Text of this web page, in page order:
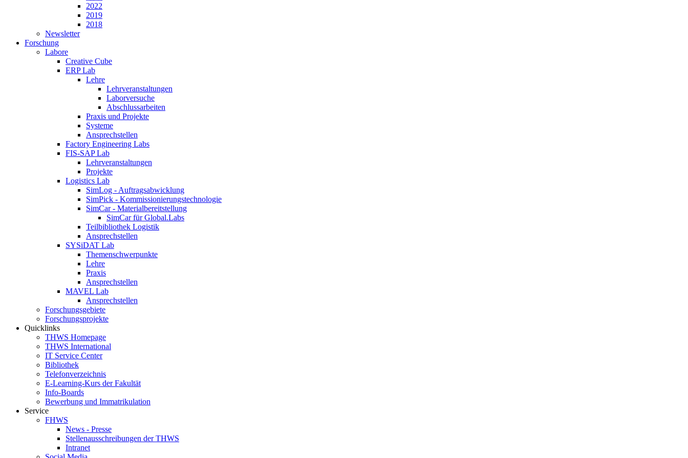
2022
2019
2018
Newsletter
Forschung
Labore
Creative Cube
ERP Lab
Lehre
Lehrveranstaltungen
Laborversuche
Abschlussarbeiten
Praxis und Projekte
Systeme
Ansprechstellen
Factory Engineering Labs
FIS-SAP Lab
Lehrveranstaltungen
Projekte
Logistics Lab
SimLog - Auftragsabwicklung
SimPick - Kommissionierungstechnologie
SimCar - Materialbereitstellung
SimCar für Global.Labs
Teilbibliothek Logistik
Ansprechstellen
SYSiDAT Lab
Themenschwerpunkte
Lehre
Praxis
Ansprechstellen
MAVEL Lab
Ansprechstellen
Forschungsgebiete
Forschungsprojekte
Quicklinks
THWS Homepage
THWS International
IT Service Center
Bibliothek
Telefonverzeichnis
E-Learning-Kurs der Fakultät
Info-Boards
Bewerbung und Immatrikulation
Service
FHWS
News - Presse
Stellenausschreibungen der THWS
Intranet